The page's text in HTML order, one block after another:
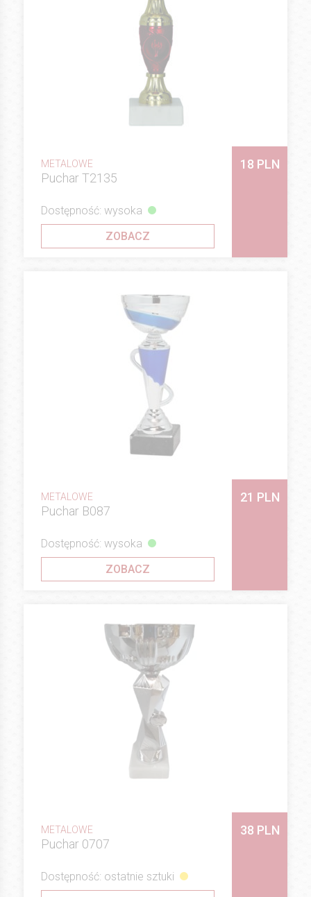
METALOWE
Puchar T2135
18 PLN
Dostępność: wysoka
ZOBACZ
METALOWE
Puchar B087
21 PLN
Dostępność: wysoka
ZOBACZ
METALOWE
Puchar 0707
38 PLN
Dostępność: ostatnie sztuki